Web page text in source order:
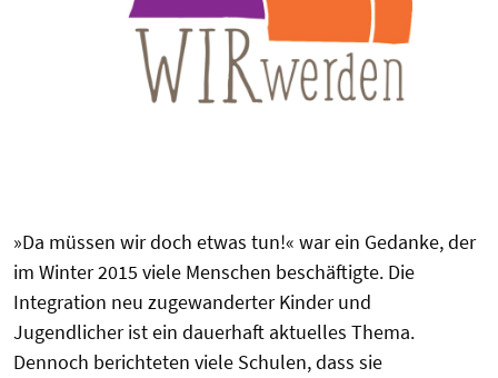
»Da müssen wir doch etwas tun!« war ein Gedanke, der
im Winter 2015 viele Menschen beschäftigte. Die
Integration neu zugewanderter Kinder und
Jugendlicher ist ein dauerhaft aktuelles Thema.
Dennoch berichteten viele Schulen, dass sie